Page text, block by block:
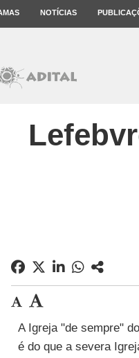
NOTÍCIAS
A Igreja "de sempre"
é do que a severa